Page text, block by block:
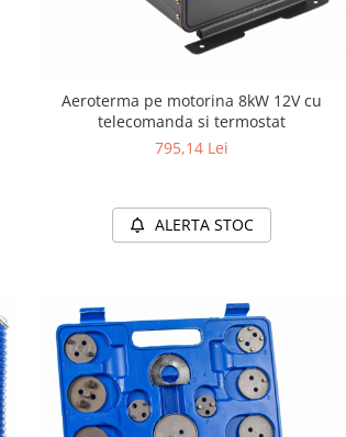
Aeroterma pe motorina 8kW 12V cu
telecomanda si termostat
795,14 Lei
ALERTA STOC